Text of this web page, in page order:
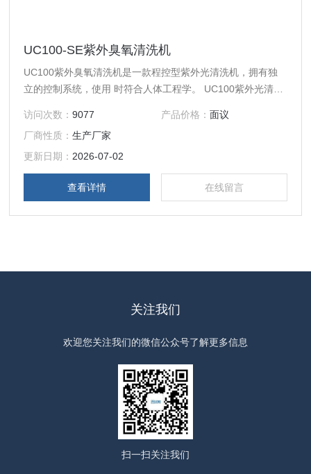
UC100-SE紫外臭氧清洗机
UC100紫外臭氧清洗机是一款程控型紫外光清洗机，拥有独
立的控制系统，使用 时符合人体工程学。 UC100紫外光清洗
系统带有LCD点阵液晶显示屏，数字化的界面让用户使用更加
简单，操作 按钮和显示屏均在产品上部提供友好的用户操
作。
访问次数：9077 产品价格： 面议
厂商性质：生产厂家
更新日期： 2026-07-02
查看详情 在线留言
关注我们
欢迎您关注我们的微信公众号了解更多信息
扫一扫关注我们